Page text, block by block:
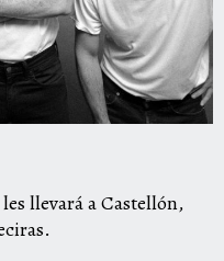
llevará a Castellón,